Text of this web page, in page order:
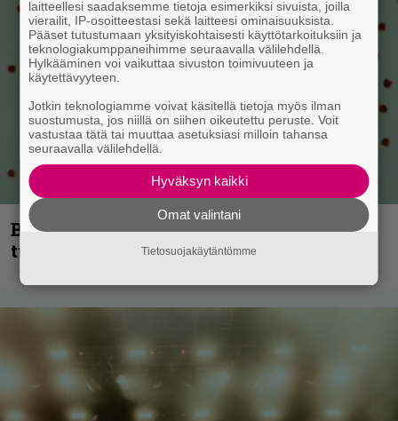
Blind Channel palaa rytinällä –
tuplasingle videoineen julki
laitteellesi saadaksemme tietoja esimerkiksi sivuista, joilla
vierailit, IP-osoitteestasi sekä laitteesi ominaisuuksista.
Pääset tutustumaan yksityiskohtaisesti käyttötarkoituksiin ja
teknologiakumppaneihimme seuraavalla välilehdellä.
Hylkääminen voi vaikuttaa sivuston toimivuuteen ja
käytettävyyteen.
Jotkin teknologiamme voivat käsitellä tietoja myös ilman
suostumusta, jos niillä on siihen oikeutettu peruste. Voit
vastustaa tätä tai muuttaa asetuksiasi milloin tahansa
seuraavalla välilehdellä.
Hyväksyn kaikki
Omat valintani
Tietosuojakäytäntömme